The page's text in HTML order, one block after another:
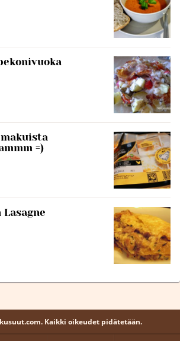
=)
Kaikki oikeudet pidätetään.